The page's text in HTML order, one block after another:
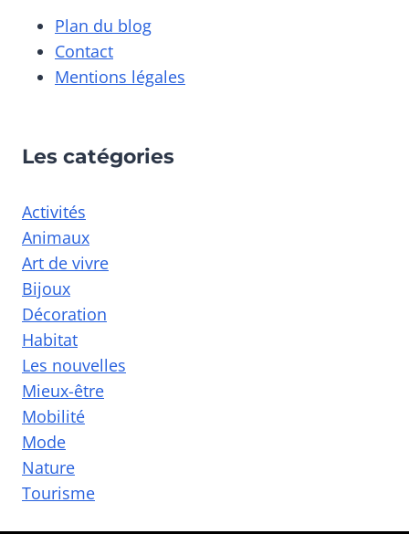
Plan du blog
Contact
Mentions légales
Les catégories
Activités
Animaux
Art de vivre
Bijoux
Décoration
Habitat
Les nouvelles
Mieux-être
Mobilité
Mode
Nature
Tourisme